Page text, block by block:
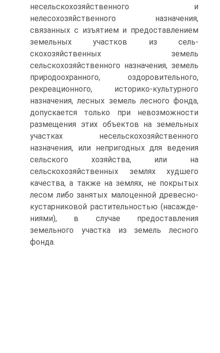
несельскохозяйственного и
нелесохозяйственного назначения,
связанных с изъятием и предоставлением
земельных участков из сель­
скохозяйственных земель
сельскохозяйственного назначения, земель
природоохранного, оздоровительного,
рекреационного, историко-культурного
назначения, лесных земель лесного фонда,
допускается только при невозможности
размещения этих объектов на земельных
участках несельскохозяйственного
назначения, или непригодных для ведения
сельского хозяйства, или на
сельскохозяйственных землях худшего
качества, а также на землях, не покрытых
лесом либо заня­тых малоценной древесно-
кустарниковой растительностью (насажде­
ниями), в случае предоставления
земельного участка из земель лес­ного
фонда.